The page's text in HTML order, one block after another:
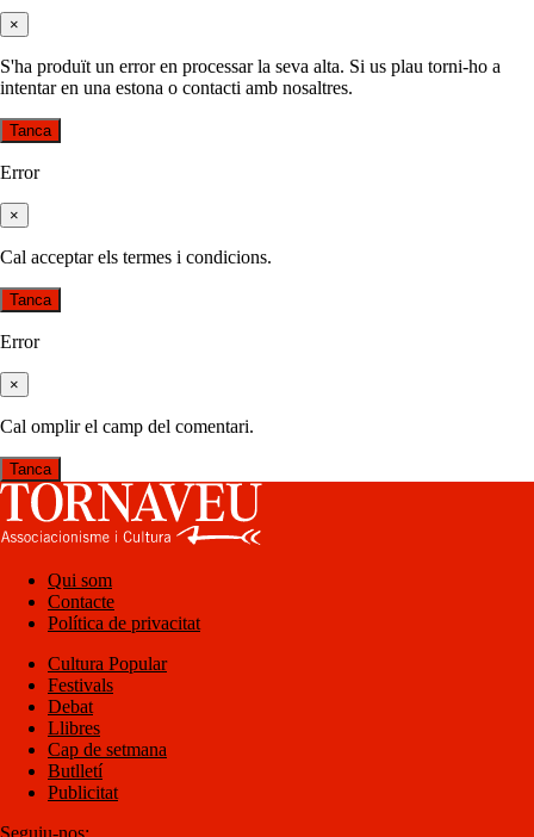
×
S'ha produït un error en processar la seva alta. Si us plau torni-ho a
intentar en una estona o contacti amb nosaltres.
Tanca
Error
×
Cal acceptar els termes i condicions.
Tanca
Error
×
Cal omplir el camp del comentari.
Tanca
Qui som
Contacte
Política de privacitat
Cultura Popular
Festivals
Debat
Llibres
Cap de setmana
Butlletí
Publicitat
Seguiu-nos: